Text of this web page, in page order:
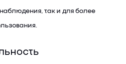
так и для более